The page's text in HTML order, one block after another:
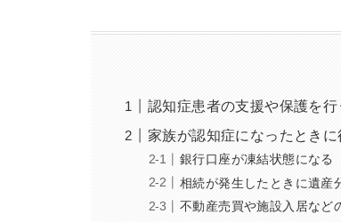
認知症患者の支援や保護を
家族が認知症になったとき
銀行口座が凍結状態になる
相続が発生したときに遺産
不動産売買や施設入居など